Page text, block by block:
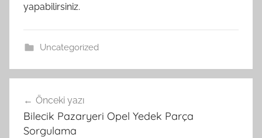
yapabilirsiniz.
Uncategorized
gezinmesi
Önceki yazı
Bilecik Pazaryeri Opel Yedek Parça
Sorgulama